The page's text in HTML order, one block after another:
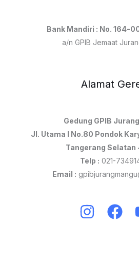
Bank Mandiri : No. 164-
a/n GPIB Jemaat
Alamat
Gedung GPIB
Jl. Utama I No.80 Pondok
Tangerang Selatan
Telp : 021-
Email :